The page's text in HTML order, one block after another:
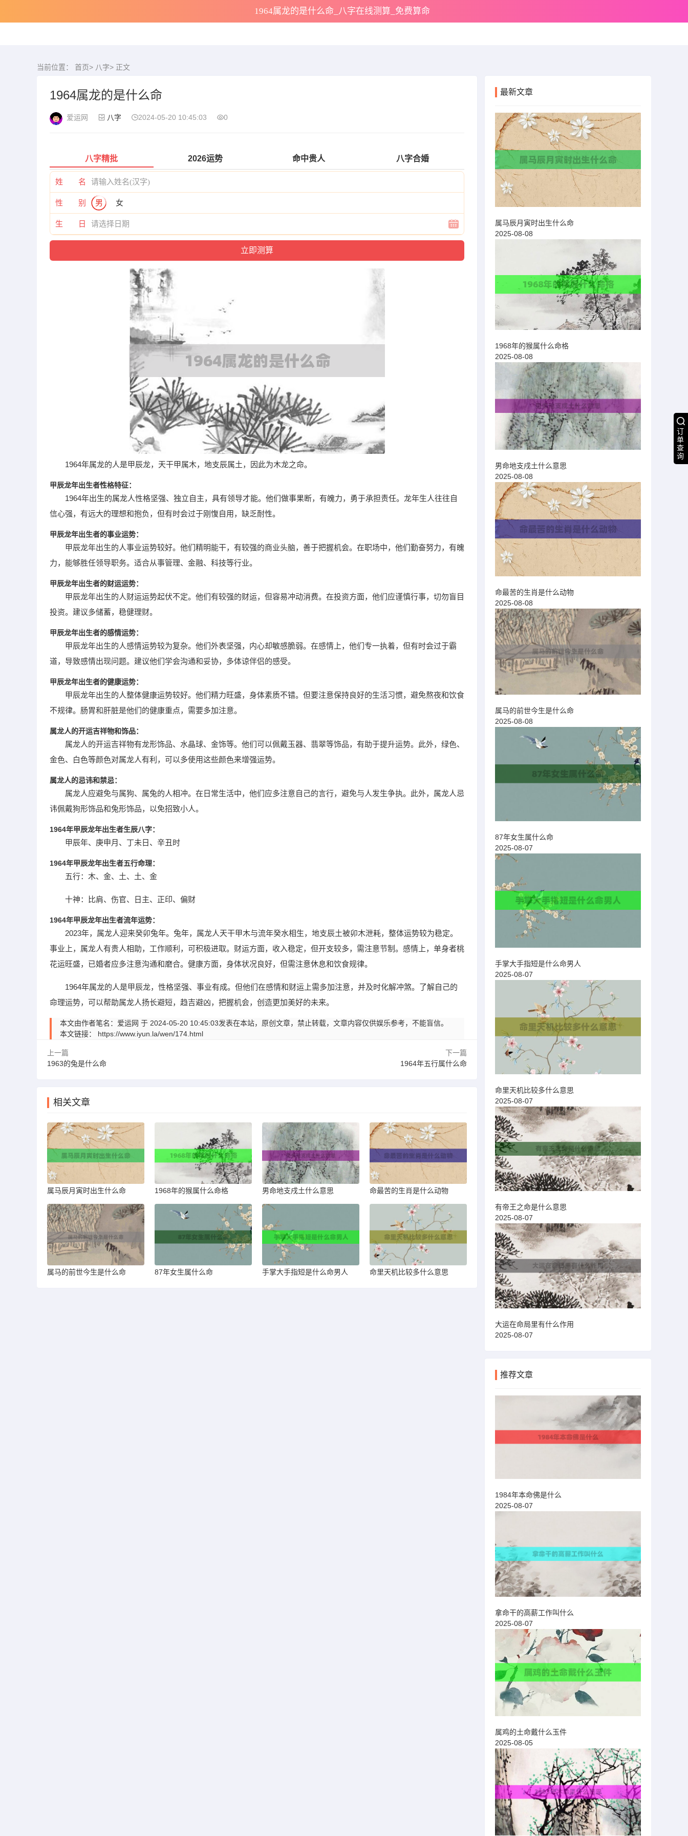
1964属龙的是什么命_八字在线测算_免费算命
订
单
查
询
当前位置： 首页> 八字> 正文
1964属龙的是什么命
爱运网 八字 2024-05-20 10:45:03 0
八字精批 2026运势 命中贵人 八字合婚
姓 名
性 别 男 女
生 日
1964年属龙的人是甲辰龙，天干甲属木，地支辰属土，因此为木龙之命。
甲辰龙年出生者性格特征：
1964年出生的属龙人性格坚强、独立自主，具有领导才能。他们做事果断，有魄力，勇于承担责任。龙年生人往往自
信心强，有远大的理想和抱负，但有时会过于刚愎自用，缺乏耐性。
甲辰龙年出生者的事业运势：
甲辰龙年出生的人事业运势较好。他们精明能干，有较强的商业头脑，善于把握机会。在职场中，他们勤奋努力，有魄
力，能够胜任领导职务。适合从事管理、金融、科技等行业。
甲辰龙年出生者的财运运势：
甲辰龙年出生的人财运运势起伏不定。他们有较强的财运，但容易冲动消费。在投资方面，他们应谨慎行事，切勿盲目
投资。建议多储蓄，稳健理财。
甲辰龙年出生者的感情运势：
甲辰龙年出生的人感情运势较为复杂。他们外表坚强，内心却敏感脆弱。在感情上，他们专一执着，但有时会过于霸
道，导致感情出现问题。建议他们学会沟通和妥协，多体谅伴侣的感受。
甲辰龙年出生者的健康运势：
甲辰龙年出生的人整体健康运势较好。他们精力旺盛，身体素质不错。但要注意保持良好的生活习惯，避免熬夜和饮食
不规律。肠胃和肝脏是他们的健康重点，需要多加注意。
属龙人的开运吉祥物和饰品：
属龙人的开运吉祥物有龙形饰品、水晶球、金饰等。他们可以佩戴玉器、翡翠等饰品，有助于提升运势。此外，绿色、
金色、白色等颜色对属龙人有利，可以多使用这些颜色来增强运势。
属龙人的忌讳和禁忌：
属龙人应避免与属狗、属兔的人相冲。在日常生活中，他们应多注意自己的言行，避免与人发生争执。此外，属龙人忌
讳佩戴狗形饰品和兔形饰品，以免招致小人。
1964年甲辰龙年出生者生辰八字：
甲辰年、庚申月、丁未日、辛丑时
1964年甲辰龙年出生者五行命理：
五行：木、金、土、土、金
十神：比肩、伤官、日主、正印、偏财
1964年甲辰龙年出生者流年运势：
2023年，属龙人迎来癸卯兔年。兔年，属龙人天干甲木与流年癸水相生，地支辰土被卯木泄耗，整体运势较为稳定。
事业上，属龙人有贵人相助，工作顺利，可积极进取。财运方面，收入稳定，但开支较多，需注意节制。感情上，单身者桃
花运旺盛，已婚者应多注意沟通和磨合。健康方面，身体状况良好，但需注意休息和饮食规律。
1964年属龙的人是甲辰龙，性格坚强、事业有成。但他们在感情和财运上需多加注意，并及时化解冲煞。了解自己的
命理运势，可以帮助属龙人扬长避短，趋吉避凶，把握机会，创造更加美好的未来。
本文由作者笔名：爱运网 于 2024-05-20 10:45:03发表在本站，原创文章，禁止转载，文章内容仅供娱乐参考，不能盲信。
本文链接： https://www.iyun.la/wen/174.html
上一篇
1963的兔是什么命
下一篇
1964年五行属什么命
相关文章
属马辰月寅时出生什么命 1968年的猴属什么命格 男命地支戌土什么意思 命最苦的生肖是什么动物
属马的前世今生是什么命 87年女生属什么命 手掌大手指短是什么命男人 命里天机比较多什么意思
最新文章
属马辰月寅时出生什么命
2025-08-08
1968年的猴属什么命格
2025-08-08
男命地支戌土什么意思
2025-08-08
命最苦的生肖是什么动物
2025-08-08
属马的前世今生是什么命
2025-08-08
87年女生属什么命
2025-08-07
手掌大手指短是什么命男人
2025-08-07
命里天机比较多什么意思
2025-08-07
有帝王之命是什么意思
2025-08-07
大运在命局里有什么作用
2025-08-07
推荐文章
1984年本命佛是什么
2025-08-07
拿命干的高薪工作叫什么
2025-08-07
属鸡的土命戴什么玉件
2025-08-05